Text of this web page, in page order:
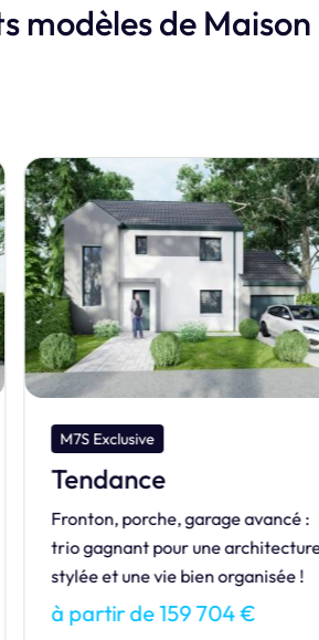
modèles de Maison
M7S Exclusive
Tendance
Fronton, porche, garage avancé :
trio gagnant pour une architecture
stylée et une vie bien organisée !
à partir de 159 704 €